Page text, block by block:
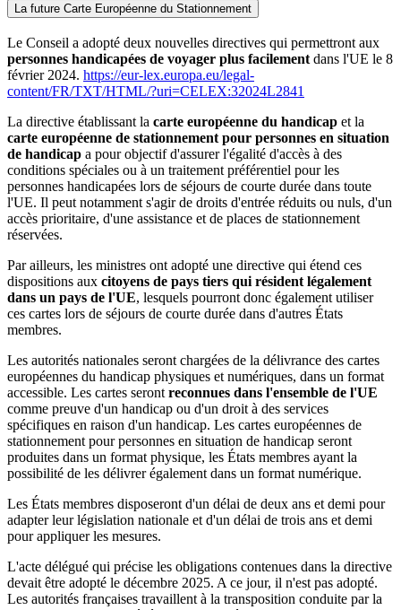
La future Carte Européenne du Stationnement
Le Conseil a adopté deux nouvelles directives qui permettront aux
personnes handicapées de voyager plus facilement dans l'UE le 8
février 2024. https://eur-lex.europa.eu/legal-
content/FR/TXT/HTML/?uri=CELEX:32024L2841
La directive établissant la carte européenne du handicap et la
carte européenne de stationnement pour personnes en situation
de handicap a pour objectif d'assurer l'égalité d'accès à des
conditions spéciales ou à un traitement préférentiel pour les
personnes handicapées lors de séjours de courte durée dans toute
l'UE. Il peut notamment s'agir de droits d'entrée réduits ou nuls, d'un
accès prioritaire, d'une assistance et de places de stationnement
réservées.
Par ailleurs, les ministres ont adopté une directive qui étend ces
dispositions aux citoyens de pays tiers qui résident légalement
dans un pays de l'UE, lesquels pourront donc également utiliser
ces cartes lors de séjours de courte durée dans d'autres États
membres.
Les autorités nationales seront chargées de la délivrance des cartes
européennes du handicap physiques et numériques, dans un format
accessible. Les cartes seront reconnues dans l'ensemble de l'UE
comme preuve d'un handicap ou d'un droit à des services
spécifiques en raison d'un handicap. Les cartes européennes de
stationnement pour personnes en situation de handicap seront
produites dans un format physique, les États membres ayant la
possibilité de les délivrer également dans un format numérique.
Les États membres disposeront d'un délai de deux ans et demi pour
adapter leur législation nationale et d'un délai de trois ans et demi
pour appliquer les mesures.
L'acte délégué qui précise les obligations contenues dans la directive
devait être adopté le décembre 2025. A ce jour, il n'est pas adopté.
Les autorités françaises travaillent à la transposition conduite par la